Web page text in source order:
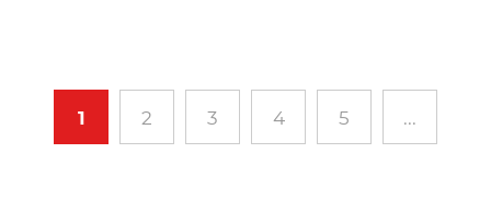
1 2 3 4 5 ...